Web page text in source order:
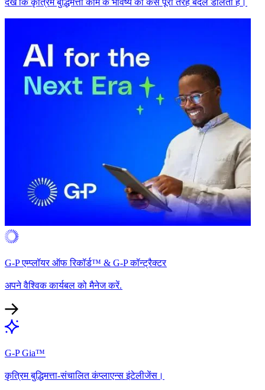
देखें कि कृत्रिम बुद्धिमत्ता काम के भविष्य को कैसे पूरी तरह बदल डालती है।​​
G-P एम्प्लॉयर ऑफ रिकॉर्ड™ & G-P कॉन्ट्रैक्टर​​
अपने वैश्विक कार्यबल को मैनेज करें.​​
G-P Gia™​​
कृत्रिम बुद्धिमत्ता-संचालित कंप्लाएन्स इंटेलीजेंस।​​